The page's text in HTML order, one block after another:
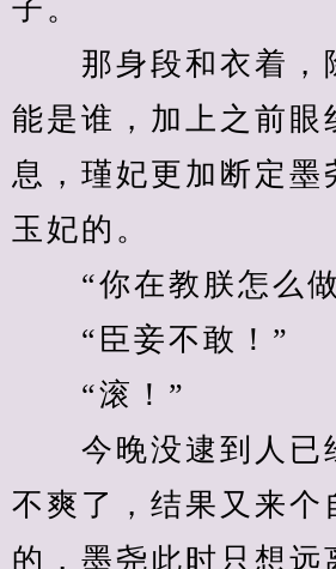
子。
那身段和衣着，
能是谁，加上之前眼
息，瑾妃更加断定墨
玉妃的。
“你在教朕怎么做
“臣妾不敢！”
“滚！”
今晚没逮到人已
不爽了，结果又来个
的，墨尧此时只想远